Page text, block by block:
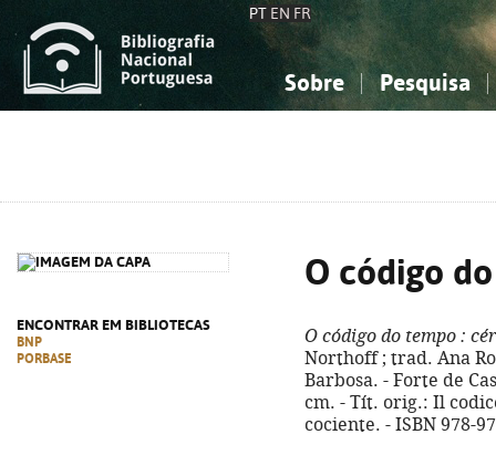
PT EN FR
Sobre Pesquisa
ENCONTRAR EM BIBLIOTECAS
BNP
PORBASE
O código
O código do tempo :
Northoff ; trad. Ana
Barbosa. - Forte de
cm. - Tít. orig.: Il
cociente. - ISBN 978-